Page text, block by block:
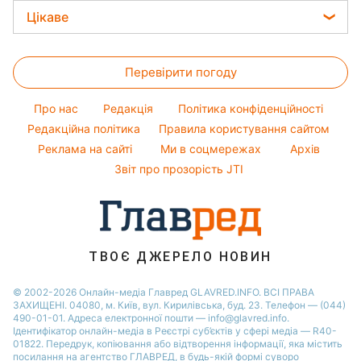
Ані Лорак
Кейт Міддлтон
Алла Пугачова
Настя Каменських
Віталій Козловський
Потап
Погода на завтра
Гарний манікюр
Поради від Андре Тана
Новини Львова
Новини Харкова
Новини Дніпра
Новини Полтави
Новини Сум
Новини Тернополя
Новини Черкаси
Новини Рівного
Новини Запоріжжя
Цікаве
Тести по картинці
Оптичні ілюзії
Народні прикмети
Усе про шоу-бізнес
Перевірити погоду
Про нас Редакція
Політика конфіденційності
Редакційна політика
Правила користування сайтом
Реклама на сайті
Ми в соцмережах
Архів
Звіт про прозорість JTI
ТВОЄ ДЖЕРЕЛО НОВИН
© 2002-2026 Онлайн-медіа Главред GLAVRED.INFO. ВСІ ПРАВА
ЗАХИЩЕНІ. 04080, м. Київ, вул. Кирилівська, буд. 23. Телефон — (044)
490-01-01. Адреса електронної пошти — info@glavred.info.
Ідентифікатор онлайн-медіа в Реєстрі суб’єктів у сфері медіа — R40-
01822. Передрук, копіювання або відтворення інформації, яка містить
посилання на агентство ГЛАВРЕД, в будь-якій формi суворо